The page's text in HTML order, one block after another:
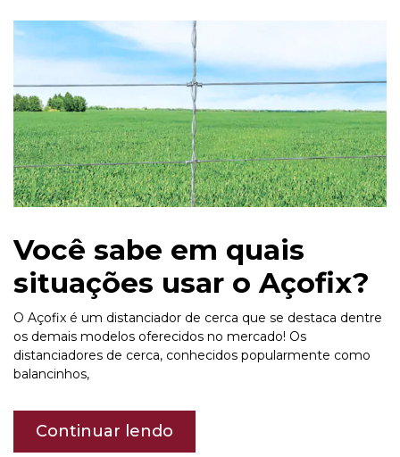
Você sabe em quais
situações usar o Açofix?
O Açofix é um distanciador de cerca que se destaca dentre
os demais modelos oferecidos no mercado! Os
distanciadores de cerca, conhecidos popularmente como
balancinhos,
Continuar lendo